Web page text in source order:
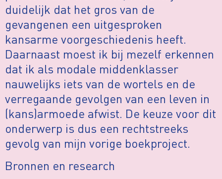
duidelijk dat het gros van de
gevangenen een uitgesproken
kansarme voorgeschiedenis heeft.
Daarnaast moest ik bij mezelf erkennen
dat ik als modale middenklasser
nauwelijks iets van de wortels en de
verregaande gevolgen van een leven in
(kans)armoede afwist. De keuze voor dit
onderwerp is dus een rechtstreeks
gevolg van mijn vorige boekproject.
Bronnen en research